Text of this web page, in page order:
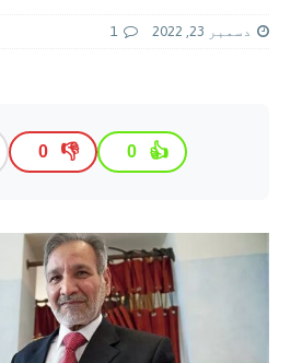
دسمبر 23, 2022 1
👍
0
👎
0